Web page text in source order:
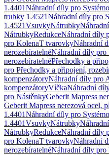
1.4401Náhradní díly pro
trubky 1.4521Náhradní díly pro
1.4521VsuvkyNátrubky
NátrubkyRedukceNáhradní díly
pro KolenaT tvarovkyNáhradní
nerozebíratelnéNáhradní díly pro
nerozebíratelnéPřechodky a
pro Přechodky a připojení,
kompenzátoryNáhradní díly pro
kompenzátoryVíčkaNáhradní
pro NástěnkyGeberit Mapress
Geberit Mapress nerezová ocel,
1.4401Náhradní díly pro
1.4401VsuvkyNátrubky
NátrubkyRedukceNáhradní díly
pro KolenaT tvarovkyNáhradní
nerozebíratelnéNáhradní díly pro